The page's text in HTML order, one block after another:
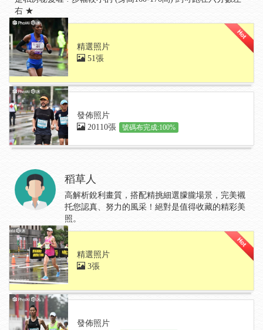
右 ★
精選照片
51張
發佈照片
20110張
號碼布完成:100%
稻草人
高解析銳利畫質，搭配精挑細選朦朧場景，完美襯
托您認真、努力的風采！絕對是值得收藏的精彩美
照。
精選照片
3張
發佈照片